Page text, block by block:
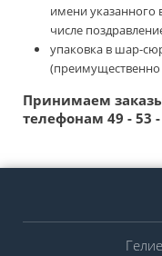
имени указанного
числе
упаковка в шар-
(преимущественно
Принимаем
телефонам 49 - 53